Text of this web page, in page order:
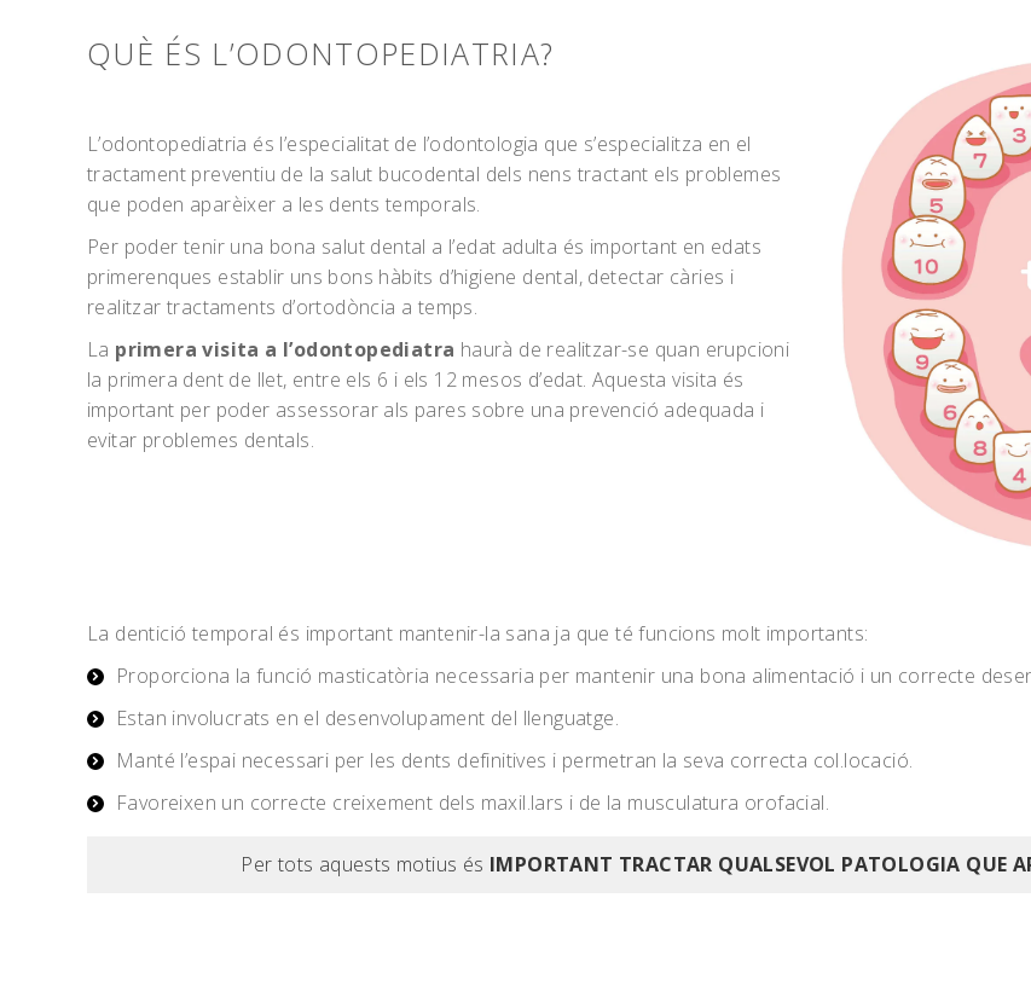
QUÈ ÉS L’ODONTOPEDIATRIA?
L’odontopediatria és l’especialitat de l’odontologia que s’especialitza en el
tractament preventiu de la salut bucodental dels nens tractant els problemes
que poden aparèixer a les dents temporals.
Per poder tenir una bona salut dental a l’edat adulta és important en edats
primerenques establir uns bons hàbits d’higiene dental, detectar càries i
realitzar tractaments d’ortodòncia a temps.
La primera visita a l’odontopediatra haurà de realitzar-se quan erupcioni
la primera dent de llet, entre els 6 i els 12 mesos d’edat. Aquesta visita és
important per poder assessorar als pares sobre una prevenció adequada i
evitar problemes dentals.
La dentició temporal és important mantenir-la sana ja que té funcions molt importants:
Proporciona la funció masticatòria necessaria per mantenir una bona alimentació i un correcte
Estan involucrats en el desenvolupament del llenguatge.
Manté l’espai necessari per les dents definitives i permetran la seva correcta col.locació.
Favoreixen un correcte creixement dels maxil.lars i de la musculatura orofacial.
Per tots aquests motius és IMPORTANT TRACTAR QUALSEVOL PATOLOGIA QUE